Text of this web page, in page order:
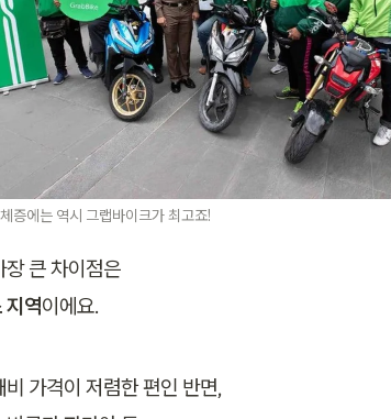
증에는 역시 그랩바이크가 최고죠!
지역이에요.
가격이 저렴한 편인 반면,